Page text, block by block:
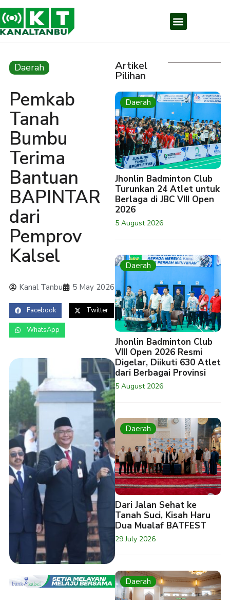
Daerah
Pemkab
Tanah
Bumbu
Terima
Bantuan
BAPINTAR
dari
Pemprov
Kalsel
Kanal Tanbu 5 May 2026
Facebook Twitter
WhatsApp
Artikel
Pilihan
Daerah
Jhonlin Badminton Club
Turunkan 24 Atlet untuk
Berlaga di JBC VIII Open
2026
5 August 2026
Daerah
Jhonlin Badminton Club
VIII Open 2026 Resmi
Digelar, Diikuti 630 Atlet
dari Berbagai Provinsi
5 August 2026
Daerah
Dari Jalan Sehat ke
Tanah Suci, Kisah Haru
Dua Mualaf BATFEST
29 July 2026
Daerah